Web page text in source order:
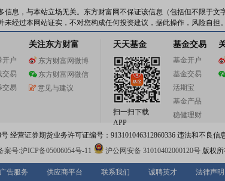
信息，与本站立场无关。东方财富网不保证该信息（包括但不限于
经过本网站证实，不对您构成任何投资建议，据此操作，风险自担。
开户
交易
交易
关注东方财富
东方财富网微博
东方财富网微信
意见与建议
天天基金
扫一扫下载
APP
基金交易
基金开户
基金交易
活期宝
基金产品
稳健理财
经营证券期货业务许可证编号：913101046312860336 违法和不良信
案号:沪ICP备05006054号-11 沪公网安备 31010402000120号版权所
广告服务 供应商平台 联系我们 诚聘英才 法律声明